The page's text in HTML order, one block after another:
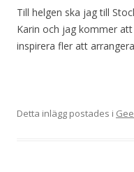
Till helgen ska jag till
Karin och jag kommer
inspirera fler att
Detta inlägg postades i